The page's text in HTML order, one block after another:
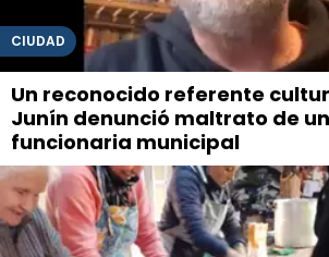
CIUDAD
Un reconocido referente
Junín denunció maltrato de
funcionaria municipal